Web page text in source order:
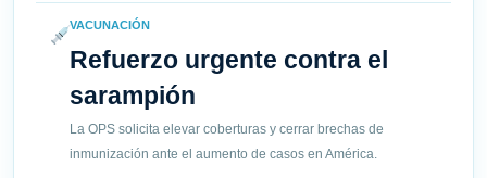
VACUNACIÓN
Refuerzo urgente contra el
sarampión
La OPS solicita elevar coberturas y cerrar brechas de
inmunización ante el aumento de casos en América.